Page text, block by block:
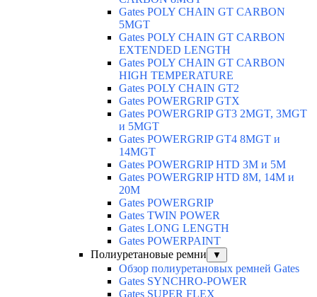
Gates POLY CHAIN GT CARBON
5MGT
Gates POLY CHAIN GT CARBON
EXTENDED LENGTH
Gates POLY CHAIN GT CARBON
HIGH TEMPERATURE
Gates POLY CHAIN GT2
Gates POWERGRIP GTX
Gates POWERGRIP GT3 2MGT, 3MGT
и 5MGT
Gates POWERGRIP GT4 8MGT и
14MGT
Gates POWERGRIP HTD 3M и 5M
Gates POWERGRIP HTD 8M, 14M и
20M
Gates POWERGRIP
Gates TWIN POWER
Gates LONG LENGTH
Gates POWERPAINT
Полиуретановые ремни
▼
Обзор полиуретановых ремней Gates
Gates SYNCHRO-POWER
Gates SUPER FLEX